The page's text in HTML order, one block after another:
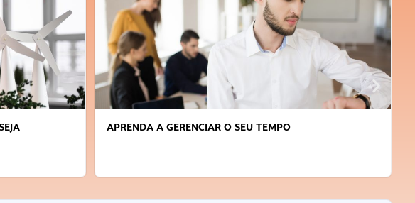
APRENDA A GERENCIAR O SEU TEMPO